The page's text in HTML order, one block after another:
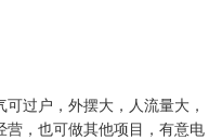
过户，外摆大，人流量大，
，也可做其他项目，有意电